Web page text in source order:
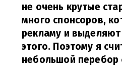
не очень крутые
много спонсоров,
рекламу и выделяют
этого. Поэтому я
небольшой перебор